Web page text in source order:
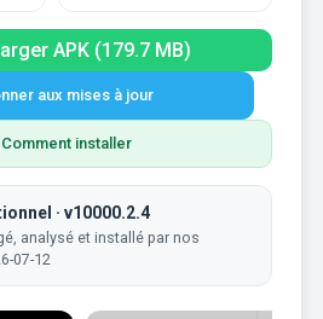
APK (179.7 MB)
aux mises à jour
Comment installer
· v10000.2.4
analysé et installé par nos
07-12